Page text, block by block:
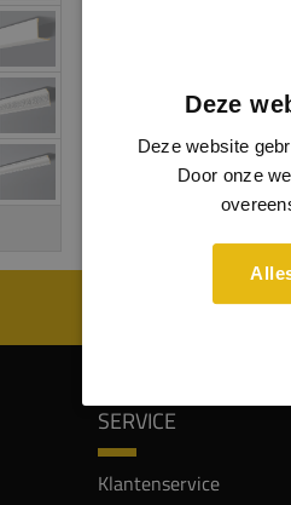
WIJ
SERVICE
Klantenservice
Deze
Deze website
Door onze